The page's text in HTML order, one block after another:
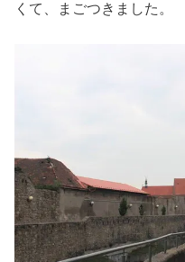
くて、まごつきました。